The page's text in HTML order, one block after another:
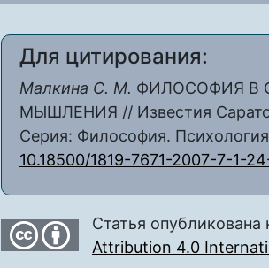
Для цитирования:
Малкина С. М. ФИЛОСОФИЯ В
МЫШЛЕНИЯ // Известия
Серия: Философия.
10.18500/1819-7671-2007-7-1-
Статья
Attribution 4.0